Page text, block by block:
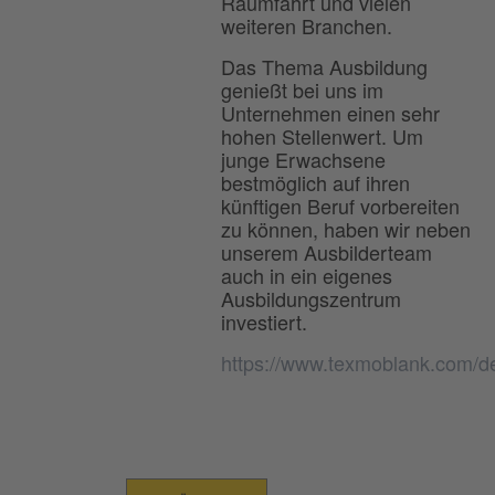
weiteren Branchen.
Das Thema Ausbildung
genießt bei uns im
Unternehmen einen sehr
hohen Stellenwert. Um
junge Erwachsene
bestmöglich auf ihren
künftigen Beruf vorbereiten
zu können, haben wir neben
unserem Ausbilderteam
auch in ein eigenes
Ausbildungszentrum
investiert.
https://www.texmoblank.com/